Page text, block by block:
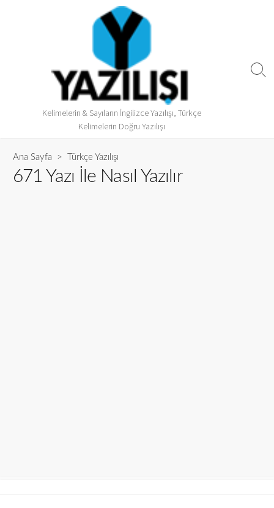
Kelimelerin & Sayıların İngilizce Yazılışı, Türkçe
Kelimelerin Doğru Yazılışı
Ana Sayfa > Türkçe Yazılışı
671 Yazı İle Nasıl Yazılır